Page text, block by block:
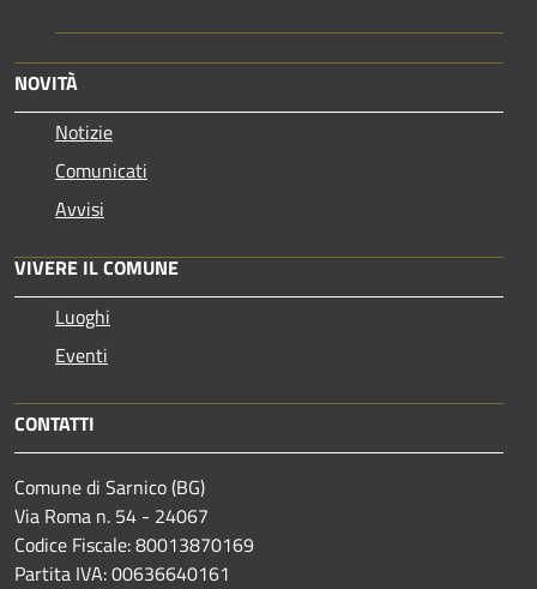
NOVITÀ
Notizie
Comunicati
Avvisi
VIVERE IL COMUNE
Luoghi
Eventi
CONTATTI
Comune di Sarnico (BG)
Via Roma n. 54 - 24067
Codice Fiscale: 80013870169
Partita IVA: 00636640161